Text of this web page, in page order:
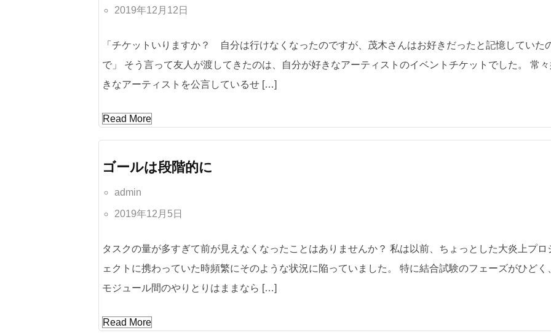
2019年12月12日
「チケットいりますか？ 自分は行けなくなったのですが、茂木さんはお好きだったと記憶していた
で」 そう言って友人が渡してきたのは、自分が好きなアーティストのイベントチケットでした。 常
きなアーティストを公言しているせ […]
Read More
ゴールは段階的に
admin
2019年12月5日
タスクの量が多すぎて前が見えなくなったことはありませんか？ 私は以前、ちょっとした大炎上プロ
ェクトに携わっていた時頻繁にそのような状況に陥っていました。 特に結合試験のフェーズがひどく
モジュール間のやりとりはままなら […]
Read More